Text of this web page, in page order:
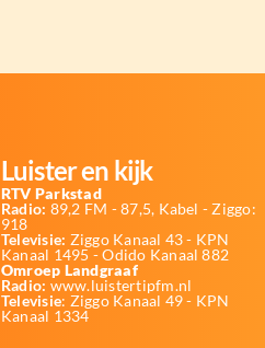
Luister en kijk
RTV Parkstad
Radio: 89,2 FM - 87,5, Kabel - Ziggo:
918
Televisie: Ziggo Kanaal 43 - KPN
Kanaal 1495 - Odido Kanaal 882
Omroep Landgraaf
Radio: www.luistertipfm.nl
Televisie: Ziggo Kanaal 49 - KPN
Kanaal 1334